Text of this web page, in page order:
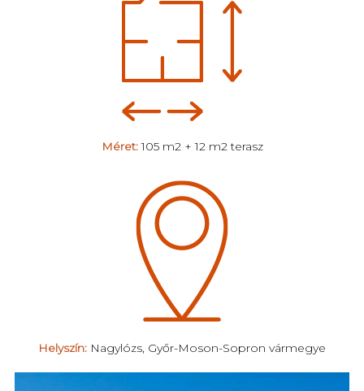
Méret:105 m2 + 12 m2 terasz
Helyszín: Nagylózs, Győr-Moson-Sopron vármegye